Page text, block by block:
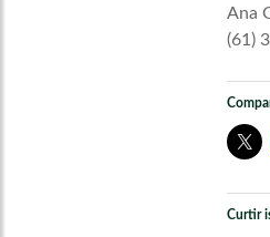
Ana
(61)
Curtir